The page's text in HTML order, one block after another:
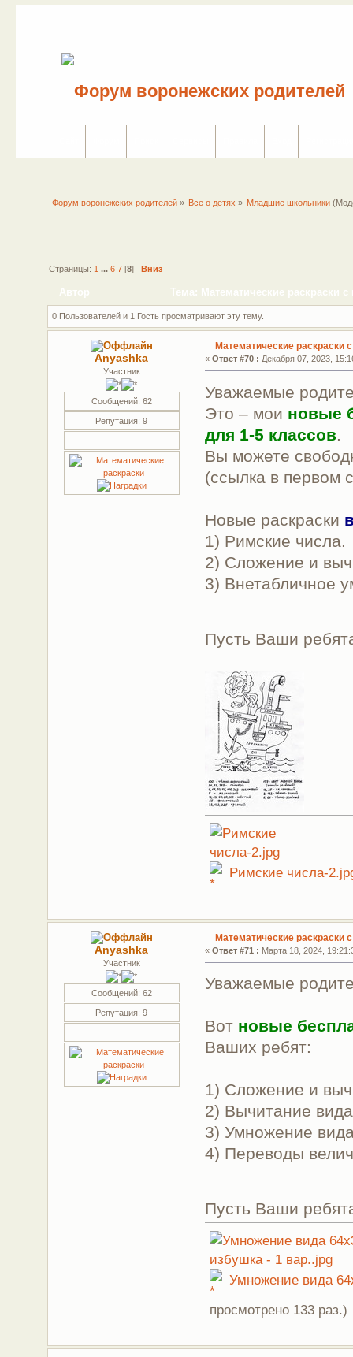
Форум воронежских родителей» Все о детях » Младшие школьники
Страницы: 1 ... 6 7[8] Вниз
Автор Тема: Математические раскраски
0 Пользователей и 1 Гость просматривают эту тему.
Anyashka
Участник
Сообщений: 62
Репутация: 9
Математические раскраски
«Ответ #70 : Декабря 07, 2023,
Уважаемые
Это – мои новые
для 1-5 классов
Вы можете
(ссылка в первом
Новые раскраски
1) Римские числа.
2) Сложение и
3) Внетабличное
Пусть Ваши
Римские числа-
Anyashka
Участник
Сообщений: 62
Репутация: 9
Математические раскраски
«Ответ #71 : Марта 18, 2024,
Уважаемые
Вот новые
Ваших ребят:
1) Сложение и
2) Вычитание
3) Умножение
4) Переводы
Пусть Ваши
Умножение вида
просмотрено 133 раз.)